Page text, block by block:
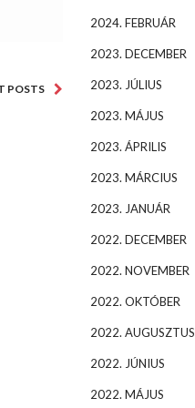
POSTS
2024. FEBRUÁR
2023. DECEMBER
2023. JÚLIUS
2023. MÁJUS
2023. ÁPRILIS
2023. MÁRCIUS
2023. JANUÁR
2022. DECEMBER
2022. NOVEMBER
2022. OKTÓBER
2022. AUGUSZTUS
2022. JÚNIUS
2022. MÁJUS